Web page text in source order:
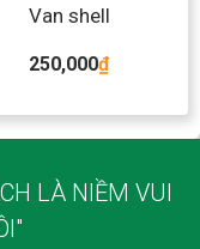
Van shell
250,000₫
LÀ NIỀM VUI